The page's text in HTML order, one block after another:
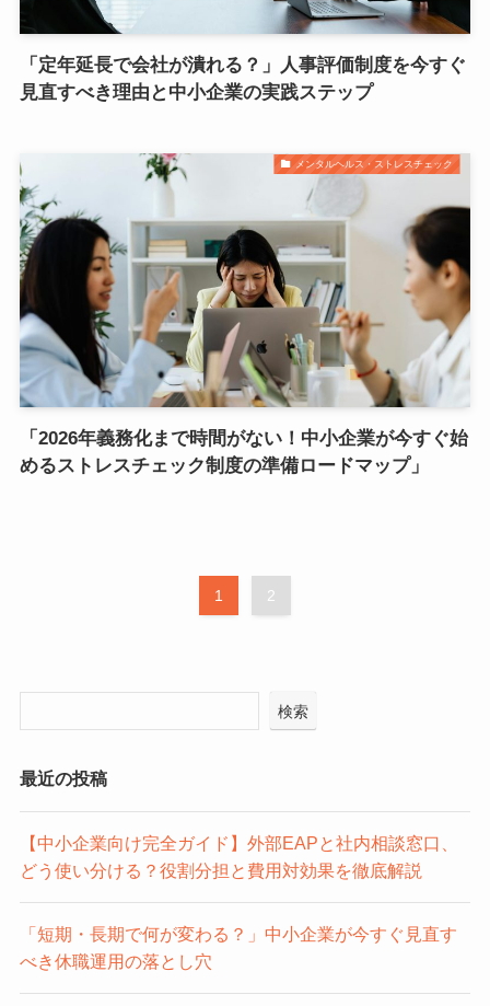
「定年延長で会社が潰れる？」人事評価制度を今すぐ
見直すべき理由と中小企業の実践ステップ
メンタルヘルス・ストレスチェック
「2026年義務化まで時間がない！中小企業が今すぐ始
めるストレスチェック制度の準備ロードマップ」
1 2
検索
最近の投稿
【中小企業向け完全ガイド】外部EAPと社内相談窓口、
どう使い分ける？役割分担と費用対効果を徹底解説
「短期・長期で何が変わる？」中小企業が今すぐ見直す
べき休職運用の落とし穴